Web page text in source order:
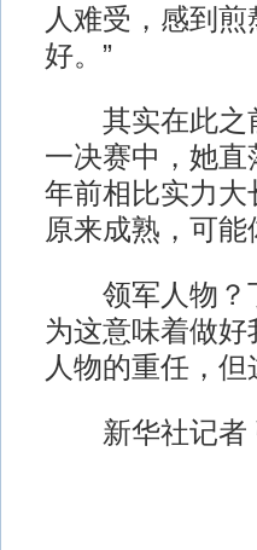
人难受，感到
好。”
其实在此之前
一决赛中，她
年前相比实力大
原来成熟，可
领军人物？丁
为这意味着做
人物的重任，但
新华社记者